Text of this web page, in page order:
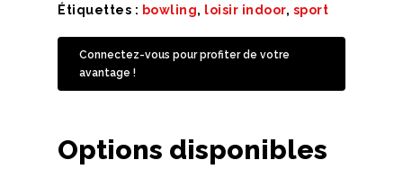
Étiquettes : bowling, loisir indoor, sport
Connectez-vous pour profiter de votre
avantage !
Options disponibles